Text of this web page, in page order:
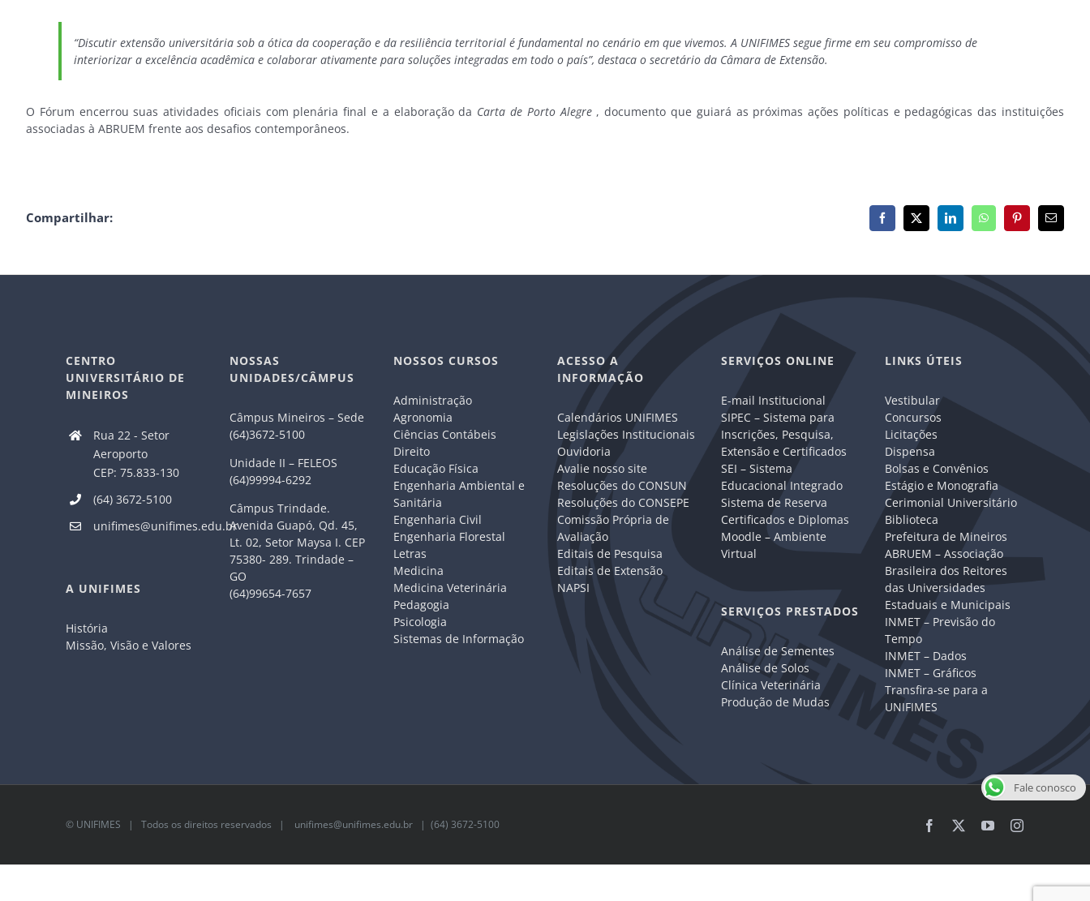
“Discutir extensão universitária sob a ótica da cooperação e da resiliência territorial é fundamental no cenário em que vivemos. A UNIFIMES segue firme em seu compromisso de
interiorizar a excelência acadêmica e colaborar ativamente para soluções integradas em todo o país”, destaca o secretário da Câmara de Extensão.
O Fórum encerrou suas atividades oficiais com plenária final e a elaboração da Carta de Porto Alegre, documento que guiará as próximas ações políticas e pedagógicas das instituições
associadas à ABRUEM frente aos desafios contemporâneos.
Compartilhar: Facebook
X LinkedInWhatsAppPinterest
E-
mail
CENTRO
UNIVERSITÁRIO DE
MINEIROS
Rua 22 - Setor
Aeroporto
CEP: 75.833-130
(64) 3672-5100
unifimes@unifimes.edu.br
A UNIFIMES
História
Missão, Visão e Valores
NOSSAS
UNIDADES/CÂMPUS
Câmpus Mineiros – Sede
(64)3672-5100
Unidade II – FELEOS
(64)99994-6292
Câmpus Trindade.
Avenida Guapó, Qd. 45,
Lt. 02, Setor Maysa I. CEP
75380- 289. Trindade –
GO
(64)99654-7657
NOSSOS CURSOS
Administração
Agronomia
Ciências Contábeis
Direito
Educação Física
Engenharia Ambiental e
Sanitária
Engenharia Civil
Engenharia Florestal
Letras
Medicina
Medicina Veterinária
Pedagogia
Psicologia
Sistemas de Informação
ACESSO A
INFORMAÇÃO
Calendários UNIFIMES
Legislações Institucionais
Ouvidoria
Avalie nosso site
Resoluções do CONSUN
Resoluções do CONSEPE
Comissão Própria de
Avaliação
Editais de Pesquisa
Editais de Extensão
NAPSI
SERVIÇOS ONLINE
E-mail Institucional
SIPEC – Sistema para
Inscrições, Pesquisa,
Extensão e Certificados
SEI – Sistema
Educacional Integrado
Sistema de Reserva
Certificados e Diplomas
Moodle – Ambiente
Virtual
SERVIÇOS PRESTADOS
Análise de Sementes
Análise de Solos
Clínica Veterinária
Produção de Mudas
LINKS ÚTEIS
Vestibular
Concursos
Licitações
Dispensa
Bolsas e Convênios
Estágio e Monografia
Cerimonial Universitário
Biblioteca
Prefeitura de Mineiros
ABRUEM – Associação
Brasileira dos Reitores
das Universidades
Estaduais e Municipais
INMET – Previsão do
Tempo
INMET – Dados
INMET – Gráficos
Transfira-se para a
UNIFIMES
© UNIFIMES | Todos os direitos reservados | unifimes@unifimes.edu.br | (64) 3672-5100 Facebook YouTubeInstagram
Fale conosco